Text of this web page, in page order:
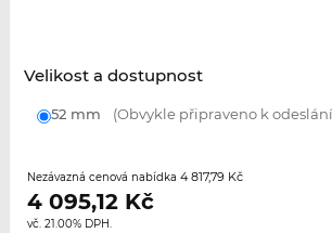
Velikost a dostupnost
52 mm (Obvykle připraveno k
Nezávazná cenová nabídka 4 817,79 Kč
4 095,12Kč
vč. 21.00% DPH.